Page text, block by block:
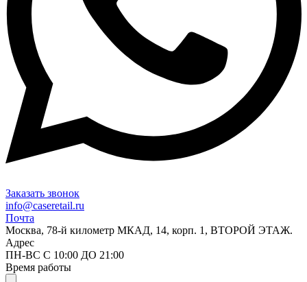
Заказать звонок
info@caseretail.ru
Почта
Москва, 78-й километр МКАД, 14, корп. 1, ВТОРОЙ ЭТАЖ.
Адрес
ПН-ВС С 10:00 ДО 21:00
Время работы